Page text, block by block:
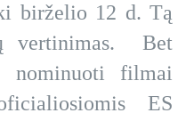
birželio 12 d. Tą
vertinimas. Bet
nominuoti filmai
ES